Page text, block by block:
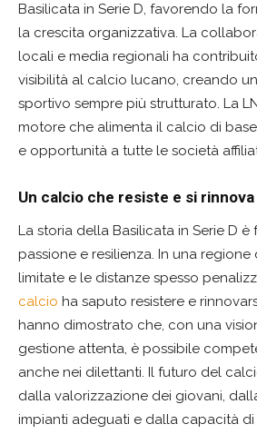
Basilicata in Serie D, favorendo la
la crescita organizzativa. La
locali e media regionali ha
visibilità al calcio lucano, creando
sportivo sempre più strutturato. La
motore che alimenta il calcio di
e opportunità a tutte le società
Un calcio che resiste e si rinnova
La storia della Basilicata in Serie D è
passione e resilienza. In una
limitate e le distanze spesso
calcio ha saputo resistere e
hanno dimostrato che, con una
gestione attenta, è possibile
anche nei dilettanti. Il futuro del
dalla valorizzazione dei giovani,
impianti adeguati e dalla capacità